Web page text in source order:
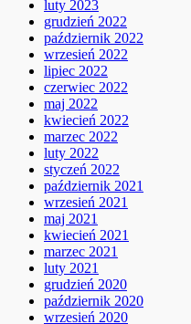
luty 2023
grudzień 2022
październik 2022
wrzesień 2022
lipiec 2022
czerwiec 2022
maj 2022
kwiecień 2022
marzec 2022
luty 2022
styczeń 2022
październik 2021
wrzesień 2021
maj 2021
kwiecień 2021
marzec 2021
luty 2021
grudzień 2020
październik 2020
wrzesień 2020